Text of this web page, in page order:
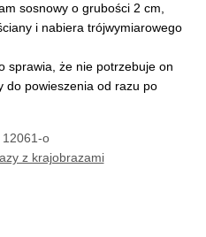
sosnowy o grubości 2 cm,
i nabiera trójwymiarowego
sprawia, że nie potrzebuje on
do powieszenia od razu po
12061-o
z krajobrazami